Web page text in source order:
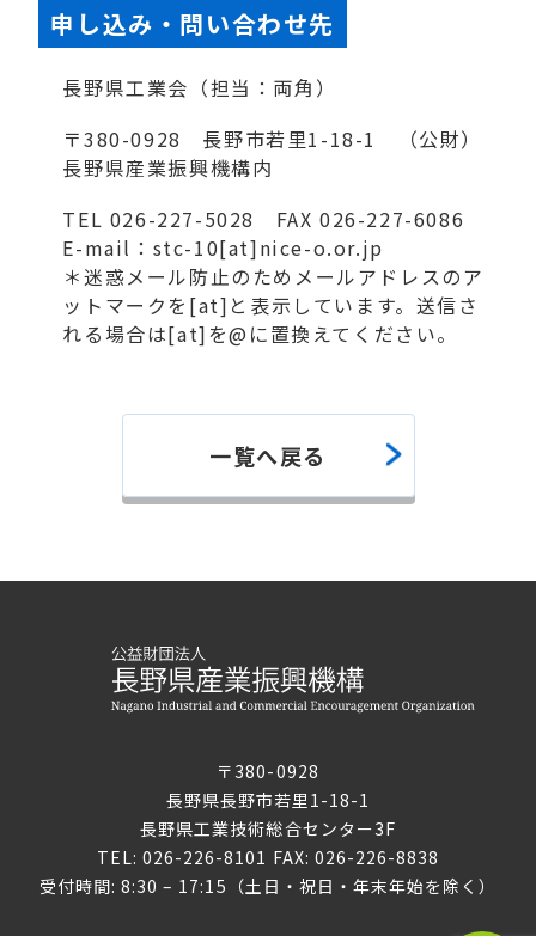
申し込み・問い合わせ先
長野県工業会（担当：両角）
〒380-0928 長野市若里1-18-1 （公財）
長野県産業振興機構内
TEL 026-227-5028 FAX 026-227-6086
E-mail：stc-10[at]nice-o.or.jp
＊迷惑メール防止のためメールアドレスのア
ットマークを[at]と表示しています。送信さ
れる場合は[at]を@に置換えてください。
一覧へ戻る
〒380-0928
長野県長野市若里1-18-1
長野県工業技術総合センター3F
TEL: 026-226-8101 FAX: 026-226-8838
受付時間: 8:30 – 17:15（土日・祝日・年末年始を除く）